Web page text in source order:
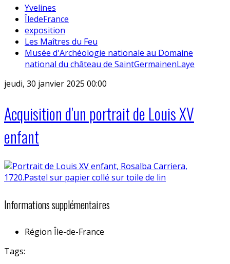
Yvelines
ÎledeFrance
exposition
Les Maîtres du Feu
Musée d'Archéologie nationale au Domaine
national du château de SaintGermainenLaye
jeudi, 30 janvier 2025 00:00
Acquisition d'un portrait de Louis XV
enfant
Informations supplémentaires
Région Île-de-France
Tags: